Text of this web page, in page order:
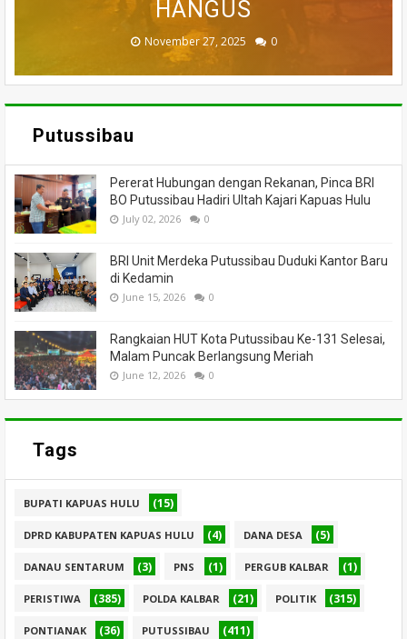
MENINGGAL DUNIA
July 05, 2026 0
HANGUS
November 27, 2025 0
BANTUAN
March 26, 2025 0
API
March 13, 2025 0
MASSA
February 18, 2025 0
Putussibau
Pererat Hubungan dengan Rekanan, Pinca BRI
BO Putussibau Hadiri Ultah Kajari Kapuas Hulu
July 02, 2026 0
BRI Unit Merdeka Putussibau Duduki Kantor Baru
di Kedamin
June 15, 2026 0
Rangkaian HUT Kota Putussibau Ke-131 Selesai,
Malam Puncak Berlangsung Meriah
June 12, 2026 0
Tags
BUPATI KAPUAS HULU (15)
DPRD KABUPATEN KAPUAS HULU (4) DANA DESA (5)
DANAU SENTARUM (3) PNS (1) PERGUB KALBAR (1)
PERISTIWA (385) POLDA KALBAR (21) POLITIK (315)
PONTIANAK (36) PUTUSSIBAU (411)